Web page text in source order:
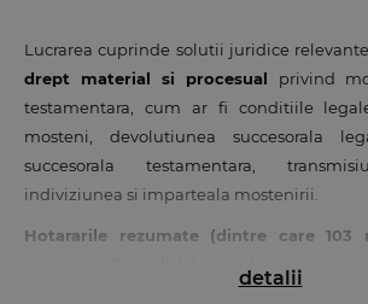
Lucrarea cuprinde solutii juridice
drept material si procesual privind
testamentara, cum ar fi conditiile
mosteni, devolutiunea succesorala
succesorala testamentara,
indiviziunea si imparteala mostenirii.
Hotararile rezumate (dintre care 103
constituind un ghid util pentru magistrati,
detalii